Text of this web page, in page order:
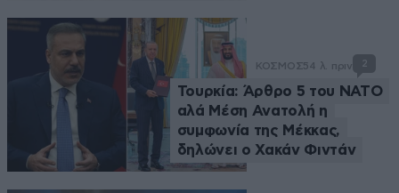
ΚΟΣΜΟΣ54 λ. πριν 2
Τουρκία: Άρθρο 5 του ΝΑΤΟ
αλά Μέση Ανατολή η
συμφωνία της Μέκκας,
δηλώνει ο Χακάν Φιντάν